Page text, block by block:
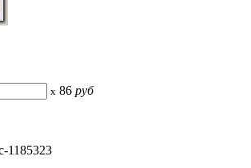
x 86 руб
1185323